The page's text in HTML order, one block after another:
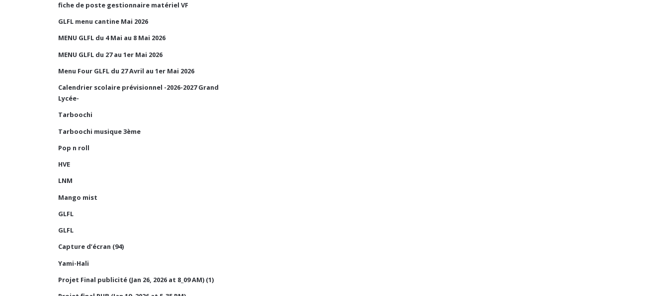
fiche de poste gestionnaire matériel VF
GLFL menu cantine Mai 2026
MENU GLFL du 4 Mai au 8 Mai 2026
MENU GLFL du 27 au 1er Mai 2026
Menu Four GLFL du 27 Avril au 1er Mai 2026
Calendrier scolaire prévisionnel -2026-2027 Grand
Lycée-
Tarboochi
Tarboochi musique 3ème
Pop n roll
HVE
LNM
Mango mist
GLFL
GLFL
Capture d’écran (94)
Yami-Hali
Projet Final publicité (Jan 26, 2026 at 8_09 AM) (1)